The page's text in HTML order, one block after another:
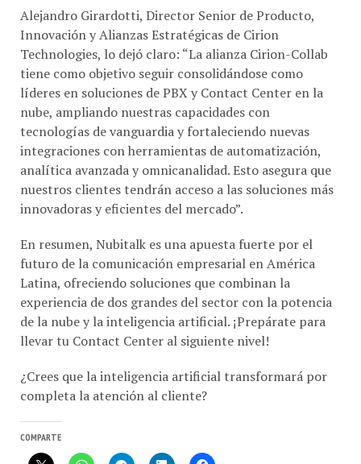
Innovación y Alianzas Estratégicas de Cirion
Technologies, lo dejó claro: “La alianza Cirion-Collab
tiene como objetivo seguir consolidándose como
líderes en soluciones de PBX y Contact Center en la
nube, ampliando nuestras capacidades con
tecnologías de vanguardia y fortaleciendo nuevas
integraciones con herramientas de automatización,
analítica avanzada y omnicanalidad. Esto asegura que
nuestros clientes tendrán acceso a las soluciones más
innovadoras y eficientes del mercado”.
futuro de la comunicación empresarial en América
Latina, ofreciendo soluciones que combinan la
experiencia de dos grandes del sector con la potencia
de la nube y la inteligencia artificial. ¡Prepárate para
llevar tu Contact Center al siguiente nivel!
completa la atención al cliente?